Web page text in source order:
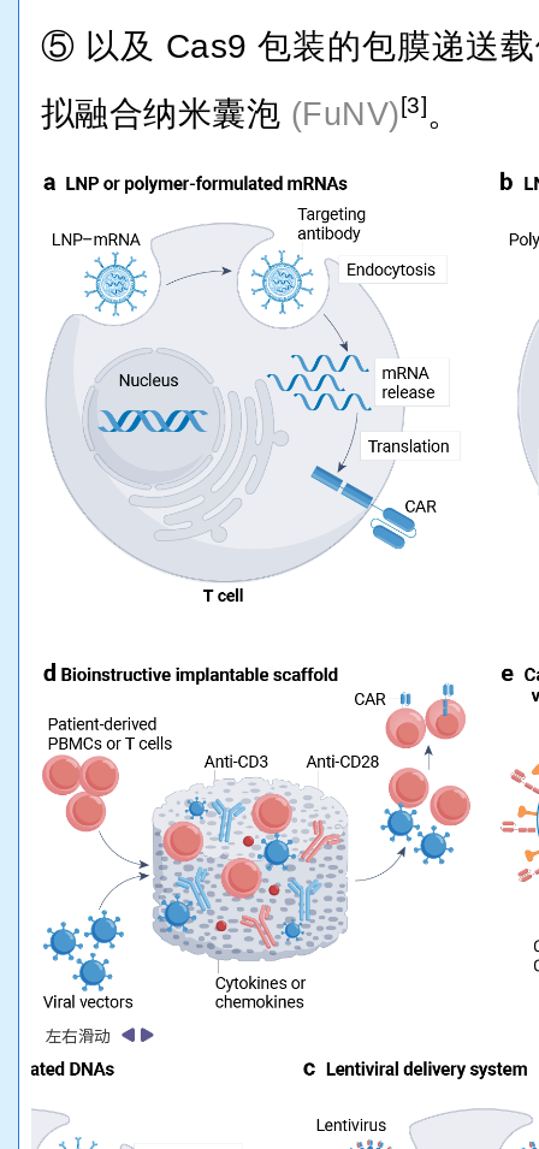
⑤ 以及 Cas9 包装的包膜递送
拟融合纳米囊泡 (FuNV)[3]。